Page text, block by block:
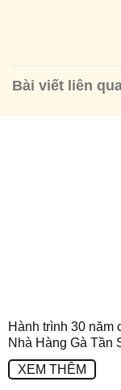
Bài viết liên
Hành trình 30 năm
Nhà Hàng Gà Tần
XEM THÊM